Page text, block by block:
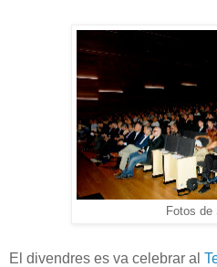
Fotos de
El divendres es va celebrar al